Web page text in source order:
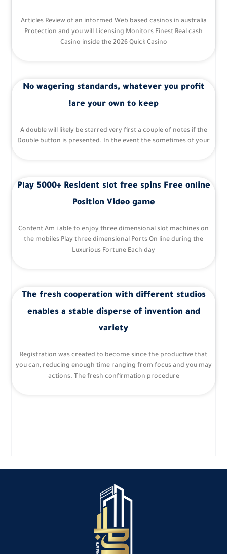
Articles Review of an informed Web based casinos in australia
Protection and you will Licensing Monitors Finest Real cash
Casino inside the 2026 Quick Casino
No wagering standards, whatever you profit
are your own to keep!
A double will likely be starred very first a couple of notes if the
Double button is presented. In the event the sometimes of your
Play 5000+ Resident slot free spins Free online
Position Video game
Content Am i able to enjoy three dimensional slot machines on
the mobiles Play three dimensional Ports On line during the
Luxurious Fortune Each day
The fresh cooperation with different studios
enables a stable disperse of invention and
variety
Registration was created to become since the productive that
you can, reducing enough time ranging from focus and you may
actions. The fresh confirmation procedure